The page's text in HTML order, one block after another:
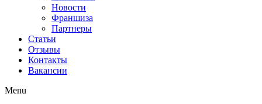
Новости
Франшиза
Партнеры
Статьи
Отзывы
Контакты
Вакансии
Menu